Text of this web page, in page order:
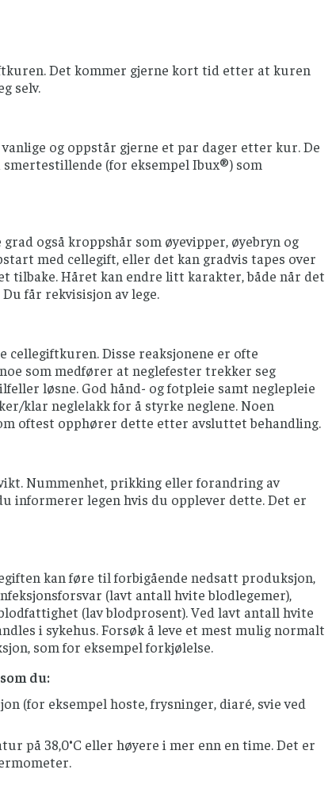
Det kommer gjerne kort tid etter at kuren
selv.
og oppstår gjerne et par dager etter kur. De
(for eksempel Ibux®) som
også kroppshår som øyevipper, øyebryn og
med cellegift, eller det kan gradvis tapes over
tilbake. Håret kan endre litt karakter, både når det
får rekvisisjon av lege.
cellegiftkuren. Disse reaksjonene er ofte
som medfører at neglefester trekker seg
løsne. God hånd- og fotpleie samt neglepleie
klar neglelakk for å styrke neglene. Noen
oftest opphører dette etter avsluttet behandling.
Nummenhet, prikking eller forandring av
informerer legen hvis du opplever dette. Det er
kan føre til forbigående nedsatt produksjon,
(lavt antall hvite blodlegemer),
(lav blodprosent). Ved lavt antall hvite
i sykehus. Forsøk å leve et mest mulig normalt
som for eksempel forkjølelse.
du:
(for eksempel hoste, frysninger, diaré, svie ved
på 38,0°C eller høyere i mer enn en time. Det er